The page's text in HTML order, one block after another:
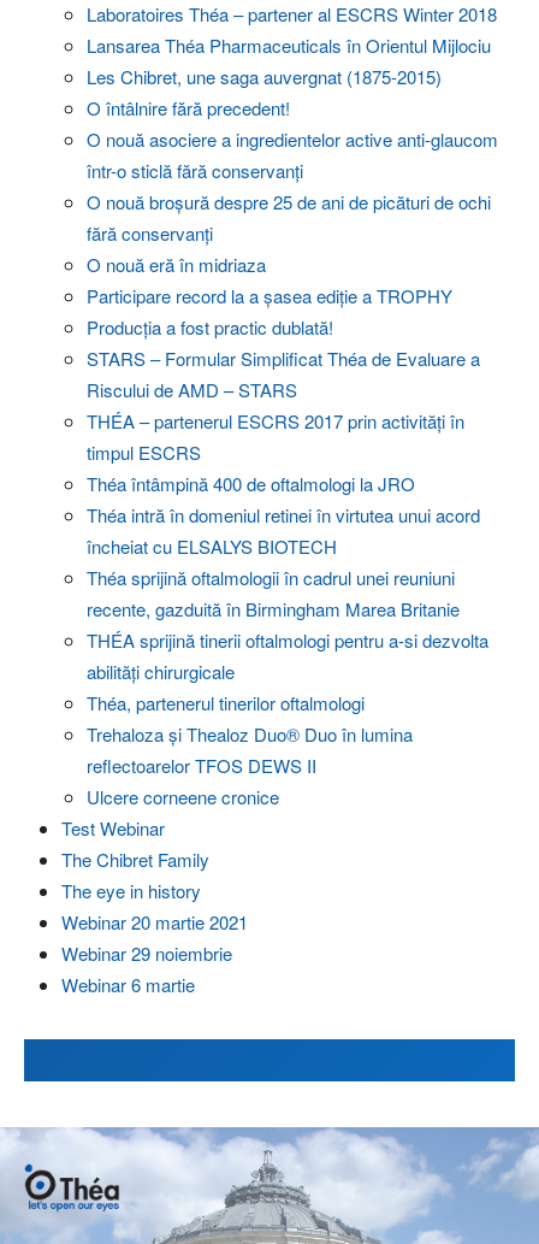
Laboratoires Théa – partener al ESCRS Winter 2018
Lansarea Théa Pharmaceuticals în Orientul Mijlociu
Les Chibret, une saga auvergnat (1875-2015)
O întâlnire fără precedent!
O nouă asociere a ingredientelor active anti-glaucom
într-o sticlă fără conservanți
O nouă broșură despre 25 de ani de picături de ochi
fără conservanți
O nouă eră în midriaza
Participare record la a șasea ediție a TROPHY
Producția a fost practic dublată!
STARS – Formular Simplificat Théa de Evaluare a
Riscului de AMD – STARS
THÉA – partenerul ESCRS 2017 prin activități în
timpul ESCRS
Théa întâmpină 400 de oftalmologi la JRO
Théa intră în domeniul retinei în virtutea unui acord
încheiat cu ELSALYS BIOTECH
Théa sprijină oftalmologii în cadrul unei reuniuni
recente, gazduită în Birmingham Marea Britanie
THÉA sprijină tinerii oftalmologi pentru a-si dezvolta
abilități chirurgicale
Théa, partenerul tinerilor oftalmologi
Trehaloza și Thealoz Duo® Duo în lumina
reflectoarelor TFOS DEWS II
Ulcere corneene cronice
Test Webinar
The Chibret Family
The eye in history
Webinar 20 martie 2021
Webinar 29 noiembrie
Webinar 6 martie